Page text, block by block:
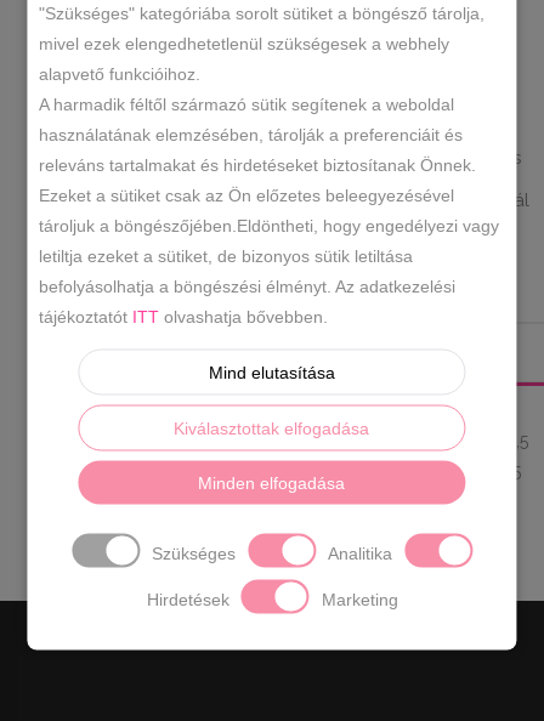
Ezüst
gumipántos
szandál
mennyiség
KOSÁRBA TESZEM
SKU SF-60
KATEGÓRIÁK Műbőr szandál,Női szandál/ Papucs
CÍMKÉK ezüst ,ezüst szandál,telitalpú szandál
LEÍRÁS
Könnyű szandál gumipánttal.Származási
Anyaga:szintetikusSzín:ezüst Talprész:
3,5
36- 23 cm 37- 23,5
cm 38- 24 cm 39- 24,5 cm 40- 25 cm 41- 26 cm
"Szükséges" kategóriába sorolt sütiket a böngésző tárolja,
mivel ezek elengedhetetlenül szükségesek a webhely
alapvető funkcióihoz.
A harmadik féltől származó sütik segítenek a weboldal
használatának elemzésében, tárolják a preferenciáit és
releváns tartalmakat és hirdetéseket biztosítanak Önnek.
Ezeket a sütiket csak az Ön előzetes beleegyezésével
tároljuk a böngészőjében.Eldöntheti, hogy engedélyezi vagy
letiltja ezeket a sütiket, de bizonyos sütik letiltása
befolyásolhatja a böngészési élményt. Az adatkezelési
tájékoztatót ITT olvashatja bővebben.
Mind elutasítása
Kiválasztottak elfogadása
Minden elfogadása
Szükséges Analitika
Hirdetések Marketing